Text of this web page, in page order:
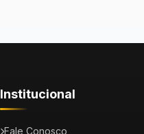
Institucional
Fale Conosco